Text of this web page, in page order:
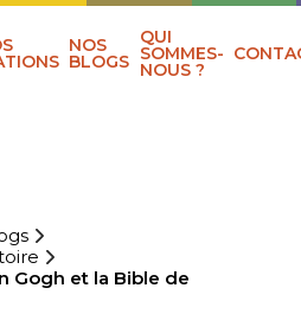
NOS
BLOGS
QUI
SOMMES-
NOUS ?
Gogh et la Bible de